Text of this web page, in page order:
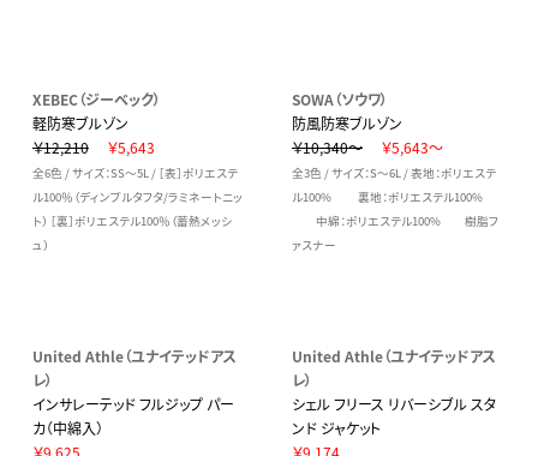
XEBEC（ジーベック）
軽防寒ブルゾン
￥12,210
￥5,643
全6色 / サイズ：SS～5L / ［表］ポリエステ
ル100％（ディンプルタフタ/ラミネートニッ
ト） ［裏］ポリエステル100％（蓄熱メッシ
ュ）
SOWA（ソウワ）
防風防寒ブルゾン
￥10,340～
￥5,643～
全3色 / サイズ：S～6L / 表地：ポリエステ
ル100% 裏地：ポリエステル100%
中綿：ポリエステル100% 樹脂フ
ァスナー
United Athle（ユナイテッドアス
レ）
インサレーテッド フルジップ パー
カ（中綿入）
￥9,625
United Athle（ユナイテッドアス
レ）
シェル フリース リバーシブル スタ
ンド ジャケット
￥9,174